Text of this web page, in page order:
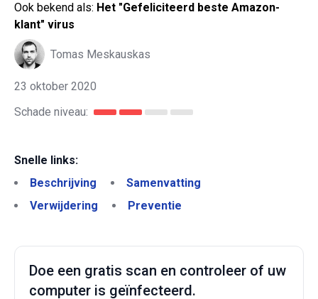
Ook bekend als: Het "Gefeliciteerd beste Amazon-
klant" virus
Tomas Meskauskas
23 oktober 2020
Schade niveau:
Snelle links:
Beschrijving
Samenvatting
Verwijdering
Preventie
Doe een gratis scan en controleer of uw
computer is geïnfecteerd.